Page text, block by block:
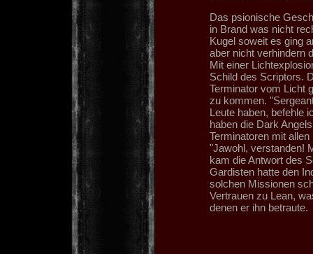
Das psionische
in Brand was nicht
Kugel soweit es ging
aber nicht verhindern
Mit einer
Schild des Scriptors.
Terminator vom Licht
zu kommen.
Leute haben, befehle
haben die Dark
Terminatoren mit
"Jawohl, verstanden!
kam die Antwort des
Gardisten hatte den
solchen Missionen
Vertrauen zu Lean,
denen er ihn betraute.